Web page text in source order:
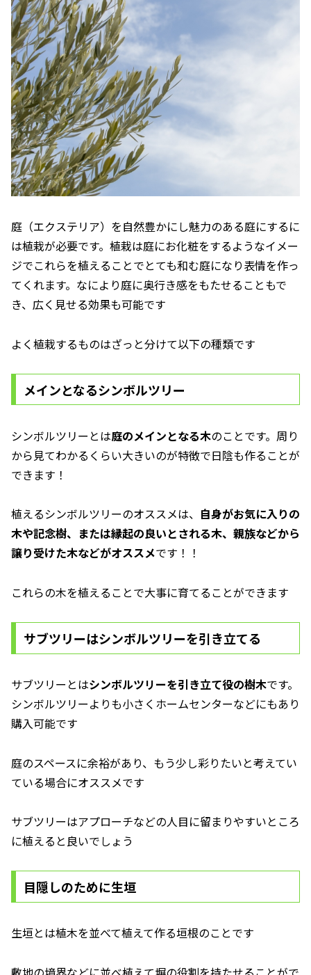
庭（エクステリア）を自然豊かにし魅力のある庭にするに
は植栽が必要です。植栽は庭にお化粧をするようなイメー
ジでこれらを植えることでとても和む庭になり表情を作っ
てくれます。なにより庭に奥行き感をもたせることもで
き、広く見せる効果も可能です
よく植栽するものはざっと分けて以下の種類です
メインとなるシンボルツリー
シンボルツリーとは庭のメインとなる木のことです。周り
から見てわかるくらい大きいのが特徴で日陰も作ることが
できます！
植えるシンボルツリーのオススメは、 自身がお気に入りの
木や記念樹、または縁起の良いとされる木、親族などから
譲り受けた木などがオススメです！！
これらの木を植えることで大事に育てることができます
サブツリーはシンボルツリーを引き立てる
サブツリーとはシンボルツリーを引き立て役の樹木です。
シンボルツリーよりも小さくホームセンターなどにもあり
購入可能です
庭のスペースに余裕があり、もう少し彩りたいと考えてい
ている場合にオススメです
サブツリーはアプローチなどの人目に留まりやすいところ
に植えると良いでしょう
目隠しのために生垣
生垣とは植木を並べて植えて作る垣根のことです